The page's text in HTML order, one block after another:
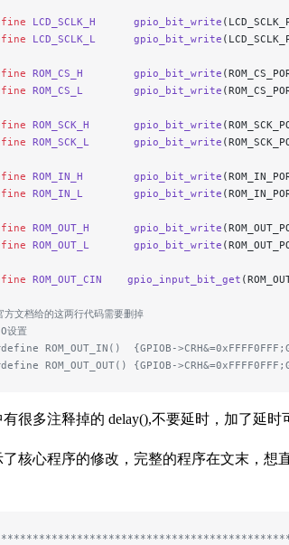
LCD_SCLK_H
      gpio_bit_write
LCD_SCLK_L
      gpio_bit_write
ROM_CS_H
        gpio_bit_write
ROM_CS_L
        gpio_bit_write
ROM_SCK_H
       gpio_bit_write
ROM_SCK_L
       gpio_bit_write
ROM_IN_H
        gpio_bit_write
ROM_IN_L
        gpio_bit_write
ROM_OUT_H
       gpio_bit_write
ROM_OUT_L
       gpio_bit_write
ROM_OUT_CIN
    gpio_input_bit_get
文档给的这两行代码需要删掉
设置
ROM_OUT_IN()  {GPIOB-
ROM_OUT_OUT() {GPIOB-
很多注释掉的 delay(),不要延时，加了延时
核心程序的修改，完整的程序在文末，想